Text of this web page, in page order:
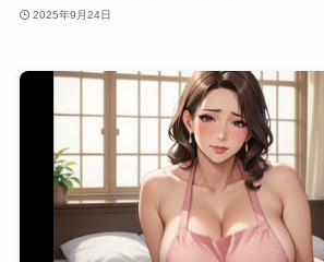
2025年9月24日